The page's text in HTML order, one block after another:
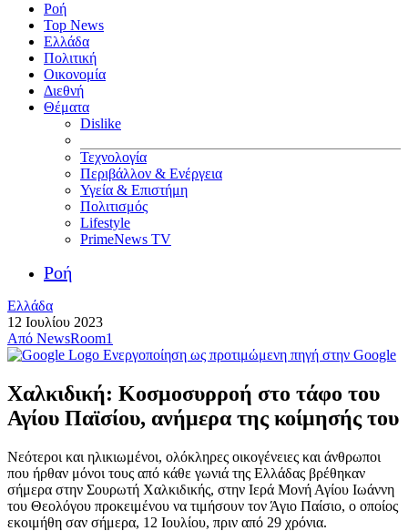
Ροή
Top News
Ελλάδα
Πολιτική
Οικονομία
Διεθνή
Θέματα
Dislike
Τεχνολογία
Περιβάλλον & Ενέργεια
Υγεία & Επιστήμη
Πολιτισμός
Lifestyle
PrimeNews TV
Ροή
Ελλάδα
12 Ιουλίου 2023
Από NewsRoom1
Ενεργοποίηση ως προτιμώμενη πηγή στην Google
Χαλκιδική: Κοσμοσυρροή στο τάφο του
Αγίου Παϊσίου, ανήμερα της κοίμησής του
Νεότεροι και ηλικιωμένοι, ολόκληρες οικογένειες και άνθρωποι
που ήρθαν μόνοι τους από κάθε γωνιά της Ελλάδας βρέθηκαν
σήμερα στην Σουρωτή Χαλκιδικής, στην Ιερά Μονή Αγίου Ιωάννη
του Θεολόγου προκειμένου να τιμήσουν τον Άγιο Παίσιο, ο οποίος
εκοιμήθη σαν σήμερα, 12 Ιουλίου, πριν από 29 χρόνια.